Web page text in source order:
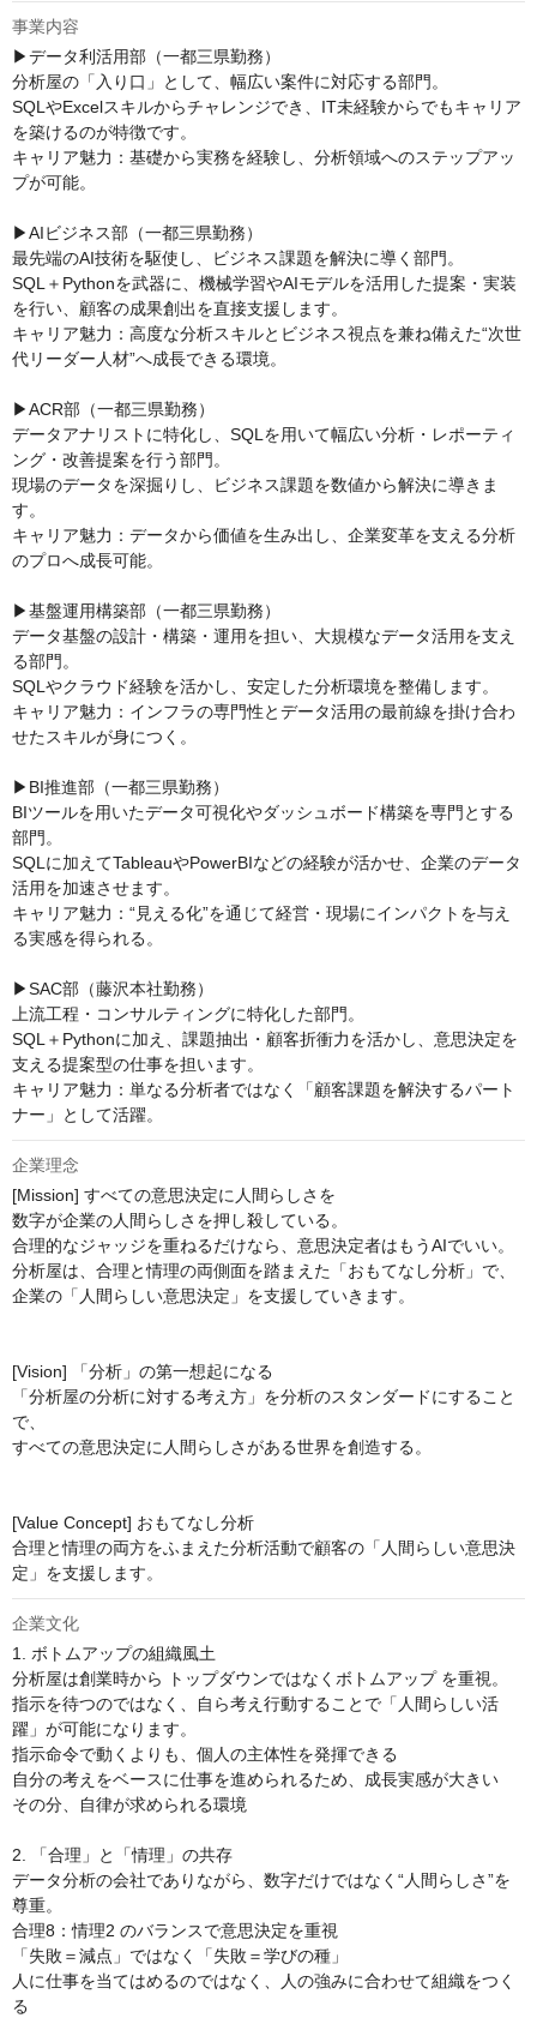
事業内容
▶データ利活用部（一都三県勤務）
分析屋の「入り口」として、幅広い案件に対応する部門。
SQLやExcelスキルからチャレンジでき、IT未経験からでもキャリア
を築けるのが特徴です。
キャリア魅力：基礎から実務を経験し、分析領域へのステップアッ
プが可能。
▶AIビジネス部（一都三県勤務）
最先端のAI技術を駆使し、ビジネス課題を解決に導く部門。
SQL＋Pythonを武器に、機械学習やAIモデルを活用した提案・実装
を行い、顧客の成果創出を直接支援します。
キャリア魅力：高度な分析スキルとビジネス視点を兼ね備えた“次世
代リーダー人材”へ成長できる環境。
▶ACR部（一都三県勤務）
データアナリストに特化し、SQLを用いて幅広い分析・レポーティ
ング・改善提案を行う部門。
現場のデータを深掘りし、ビジネス課題を数値から解決に導きま
す。
キャリア魅力：データから価値を生み出し、企業変革を支える分析
のプロへ成長可能。
▶基盤運用構築部（一都三県勤務）
データ基盤の設計・構築・運用を担い、大規模なデータ活用を支え
る部門。
SQLやクラウド経験を活かし、安定した分析環境を整備します。
キャリア魅力：インフラの専門性とデータ活用の最前線を掛け合わ
せたスキルが身につく。
▶BI推進部（一都三県勤務）
BIツールを用いたデータ可視化やダッシュボード構築を専門とする
部門。
SQLに加えてTableauやPowerBIなどの経験が活かせ、企業のデータ
活用を加速させます。
キャリア魅力：“見える化”を通じて経営・現場にインパクトを与え
る実感を得られる。
▶SAC部（藤沢本社勤務）
上流工程・コンサルティングに特化した部門。
SQL＋Pythonに加え、課題抽出・顧客折衝力を活かし、意思決定を
支える提案型の仕事を担います。
キャリア魅力：単なる分析者ではなく「顧客課題を解決するパート
ナー」として活躍。
企業理念
[Mission] すべての意思決定に人間らしさを
数字が企業の人間らしさを押し殺している。
合理的なジャッジを重ねるだけなら、意思決定者はもうAIでいい。
分析屋は、合理と情理の両側面を踏まえた「おもてなし分析」で、
企業の「人間らしい意思決定」を支援していきます。
[Vision] 「分析」の第一想起になる
「分析屋の分析に対する考え方」を分析のスタンダードにすること
で、
すべての意思決定に人間らしさがある世界を創造する。
[Value Concept] おもてなし分析
合理と情理の両方をふまえた分析活動で顧客の「人間らしい意思決
定」を支援します。
企業文化
1. ボトムアップの組織風土
分析屋は創業時から トップダウンではなくボトムアップ を重視。
指示を待つのではなく、自ら考え行動することで「人間らしい活
躍」が可能になります。
指示命令で動くよりも、個人の主体性を発揮できる
自分の考えをベースに仕事を進められるため、成長実感が大きい
その分、自律が求められる環境
2. 「合理」と「情理」の共存
データ分析の会社でありながら、数字だけではなく“人間らしさ”を
尊重。
合理8：情理2 のバランスで意思決定を重視
「失敗＝減点」ではなく「失敗＝学びの種」
人に仕事を当てはめるのではなく、人の強みに合わせて組織をつく
る